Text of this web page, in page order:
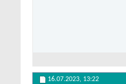
16.07.2023, 13:22